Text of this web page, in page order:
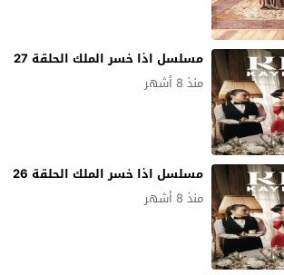
مسلسل اذا خسر الملك الحلقة 27
منذ 8 أشهر
مسلسل اذا خسر الملك الحلقة 26
منذ 8 أشهر